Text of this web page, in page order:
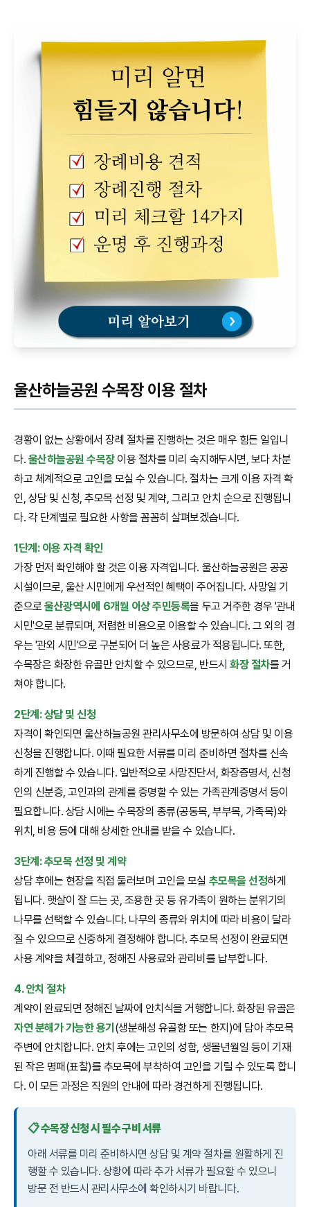
울산하늘공원 수목장 이용 절차
경황이 없는 상황에서 장례 절차를 진행하는 것은 매우 힘든 일입니
다. 울산하늘공원 수목장이용 절차를 미리 숙지해두시면, 보다 차분
하고 체계적으로 고인을 모실 수 있습니다. 절차는 크게 이용 자격 확
인, 상담 및 신청, 추모목 선정 및 계약, 그리고 안치 순으로 진행됩니
다. 각 단계별로 필요한 사항을 꼼꼼히 살펴보겠습니다.
1단계: 이용 자격 확인
가장 먼저 확인해야 할 것은 이용 자격입니다. 울산하늘공원은 공공
시설이므로, 울산 시민에게 우선적인 혜택이 주어집니다. 사망일 기
준으로울산광역시에 6개월 이상 주민등록을 두고 거주한 경우 '관내
시민'으로 분류되며, 저렴한 비용으로 이용할 수 있습니다. 그 외의 경
우는 '관외 시민'으로 구분되어 더 높은 사용료가 적용됩니다. 또한,
수목장은 화장한 유골만 안치할 수 있으므로, 반드시화장 절차를 거
쳐야 합니다.
2단계: 상담 및 신청
자격이 확인되면 울산하늘공원 관리사무소에 방문하여 상담 및 이용
신청을 진행합니다. 이때 필요한 서류를 미리 준비하면 절차를 신속
하게 진행할 수 있습니다. 일반적으로 사망진단서, 화장증명서, 신청
인의 신분증, 고인과의 관계를 증명할 수 있는 가족관계증명서 등이
필요합니다. 상담 시에는 수목장의 종류(공동목, 부부목, 가족목)와
위치, 비용 등에 대해 상세한 안내를 받을 수 있습니다.
3단계: 추모목 선정 및 계약
상담 후에는 현장을 직접 둘러보며 고인을 모실 추모목을 선정하게
됩니다. 햇살이 잘 드는 곳, 조용한 곳 등 유가족이 원하는 분위기의
나무를 선택할 수 있습니다. 나무의 종류와 위치에 따라 비용이 달라
질 수 있으므로 신중하게 결정해야 합니다. 추모목 선정이 완료되면
사용 계약을 체결하고, 정해진 사용료와 관리비를 납부합니다.
4. 안치 절차
계약이 완료되면 정해진 날짜에 안치식을 거행합니다. 화장된 유골은
자연 분해가 가능한 용기 (생분해성 유골함 또는 한지)에 담아 추모목
주변에 안치합니다. 안치 후에는 고인의 성함, 생몰년월일 등이 기재
된 작은 명패(표찰)를 추모목에 부착하여 고인을 기릴 수 있도록 합니
다. 이 모든 과정은 직원의 안내에 따라 경건하게 진행됩니다.
📋 수목장 신청 시 필수 구비 서류
아래 서류를 미리 준비하시면 상담 및 계약 절차를 원활하게 진
행할 수 있습니다. 상황에 따라 추가 서류가 필요할 수 있으니
방문 전 반드시 관리사무소에 확인하시기 바랍니다.